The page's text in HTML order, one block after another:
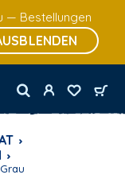
— Bestellungen